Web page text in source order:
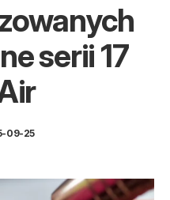
serii 17
09-25